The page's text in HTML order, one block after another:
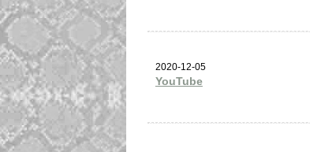
2020-12-05
YouTube